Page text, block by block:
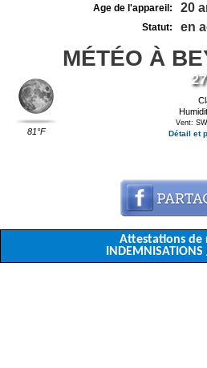
Age de l'appareil: 20
Statut: en
MÉTÉO À
81°F
Vent:
Détail et
Attestations de
INDEMNISATIONS